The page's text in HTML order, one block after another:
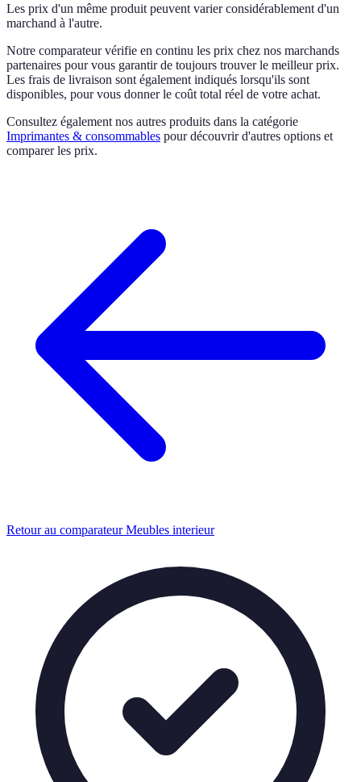
Les prix d'un même produit peuvent varier considérablement d'un
marchand à l'autre.
Notre comparateur vérifie en continu les prix chez nos marchands
partenaires pour vous garantir de toujours trouver le meilleur prix.
Les frais de livraison sont également indiqués lorsqu'ils sont
disponibles, pour vous donner le coût total réel de votre achat.
Consultez également nos autres produits dans la catégorie
Imprimantes & consommables pour découvrir d'autres options et
comparer les prix.
Retour au comparateur Meubles interieur